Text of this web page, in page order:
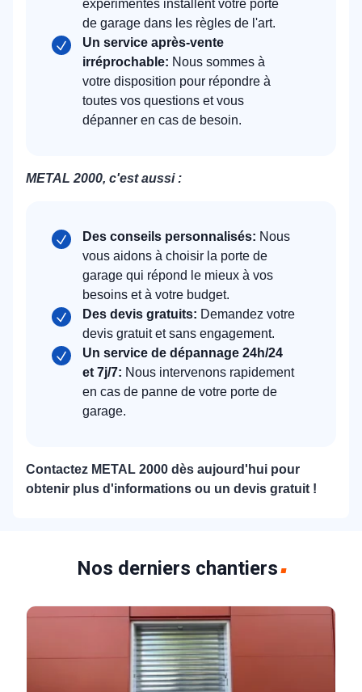
expérimentés installent votre porte
de garage dans les règles de l'art.
Un service après-vente
irréprochable: Nous sommes à
votre disposition pour répondre à
toutes vos questions et vous
dépanner en cas de besoin.
METAL 2000, c'est aussi :
Des conseils personnalisés: Nous
vous aidons à choisir la porte de
garage qui répond le mieux à vos
besoins et à votre budget.
Des devis gratuits: Demandez votre
devis gratuit et sans engagement.
Un service de dépannage 24h/24
et 7j/7: Nous intervenons rapidement
en cas de panne de votre porte de
garage.
Contactez METAL 2000 dès aujourd'hui pour
obtenir plus d'informations ou un devis gratuit !
Nos derniers chantiers